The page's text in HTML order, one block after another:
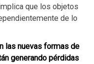
que los objetos
de lo
las nuevas formas de
generando pérdidas